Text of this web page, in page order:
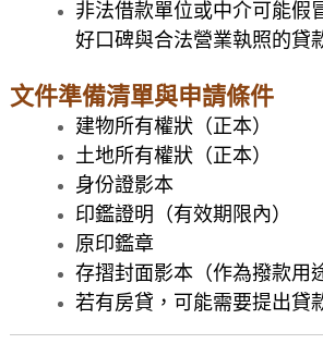
非法借款單位或中介可能假
好口碑與合法營業執照的貸
文件準備清單與申請條件
建物所有權狀（正本）
土地所有權狀（正本）
身份證影本
印鑑證明（有效期限內）
原印鑑章
存摺封面影本（作為撥款用
若有房貸，可能需要提出貸